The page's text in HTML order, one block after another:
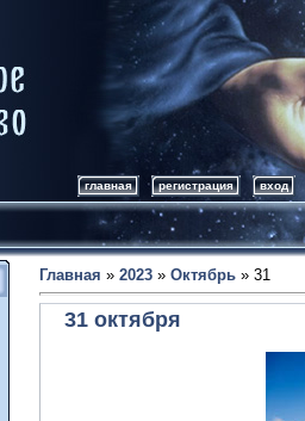
главная регистрация вход
Главная » 2023 » Октябрь » 31
31 октября